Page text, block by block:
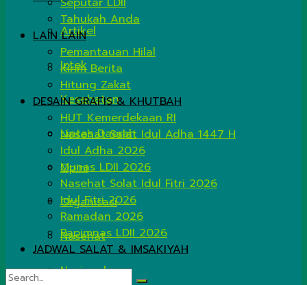
Artikel
Iptek
Kesehatan
Lintas Daerah
Opini
Organisasi
Nasehat
Nasional
Tahukah Anda
LAIN LAIN
Pemantauan Hilal
Kirim Berita
Hitung Zakat
DESAIN GRAFIS & KHUTBAH
HUT Kemerdekaan RI
Nasehat Salat Idul Adha 1447 H
Idul Adha 2026
Munas LDII 2026
Nasehat Solat Idul Fitri 2026
Idul Fitri 2026
Ramadan 2026
Rapimnas LDII 2026
JADWAL SALAT & IMSAKIYAH